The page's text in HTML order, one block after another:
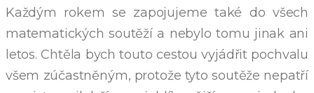
Každým rokem se zapojujeme také do všech
matematických soutěží a nebylo tomu jinak ani
letos. Chtěla bych touto cestou vyjádřit pochvalu
všem zúčastněným, protože tyto soutěže nepatří